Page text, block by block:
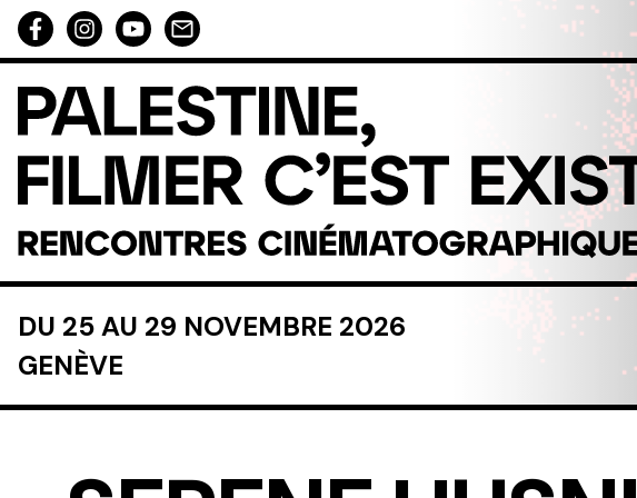
Aller au contenu directement
DU 25 AU 29 NOVEMBRE 2026
GENÈVE